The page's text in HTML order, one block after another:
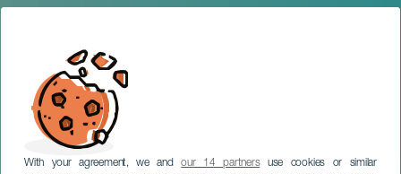
With your agreement, we andour 14 partnersuse cookies or similar